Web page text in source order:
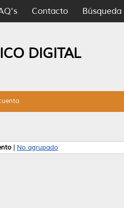
Contacto
DIGITAL
No agrupado